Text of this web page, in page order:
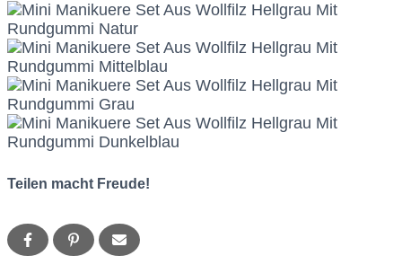
Teilen macht Freude!